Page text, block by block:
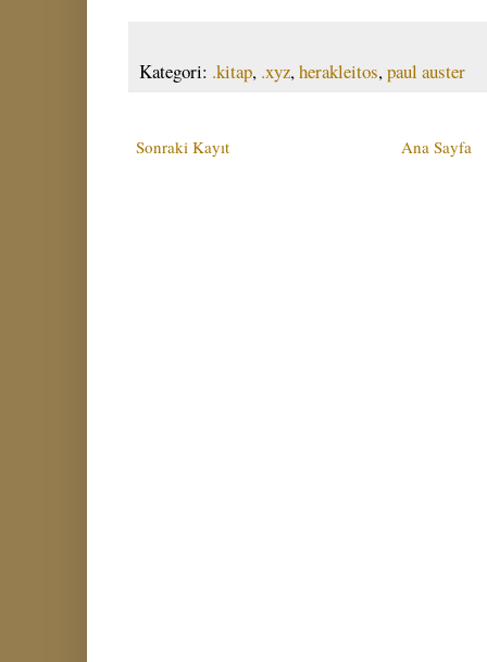
Kategori: .kitap, .xyz,herakleitos,paul auster
Sonraki Kayıt Ana Sayfa